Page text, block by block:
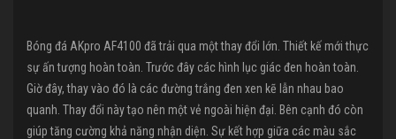
Bóng đá AKpro AF4100 đã trải qua một thay đổi lớn. Thiết kế mới thực
sự ấn tượng hoàn toàn. Trước đây các hình lục giác đen hoàn toàn.
Giờ đây, thay vào đó là các đường trắng đen xen kẽ lẫn nhau bao
quanh. Thay đổi này tạo nên một vẻ ngoài hiện đại. Bên cạnh đó còn
giúp tăng cường khả năng nhận diện. Sự kết hợp giữa các màu sắc